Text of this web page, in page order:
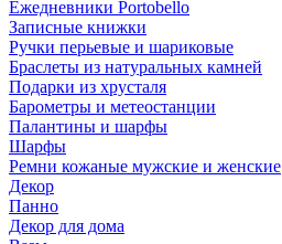
Ежедневники Portobello
Записные книжки
Ручки перьевые и шариковые
Браслеты из натуральных камней
Подарки из хрусталя
Барометры и метеостанции
Палантины и шарфы
Шарфы
Ремни кожаные мужские и женские
Декор
Панно
Декор для дома